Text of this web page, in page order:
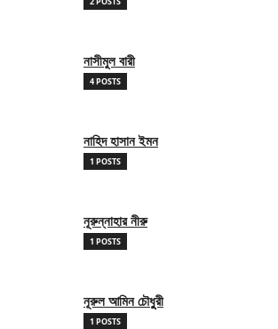
নাসীমুল বারী
4 POSTS
নাহিদ হাসান ইমন
1 POSTS
নূরুন্নাহার নীরু
1 POSTS
নূরুল আমিন চৌধুুরী
1 POSTS